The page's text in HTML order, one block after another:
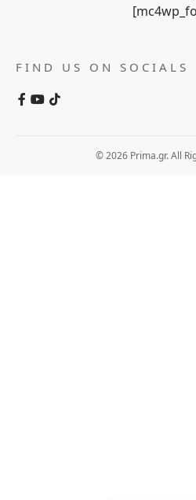
FIND US ON SOCIALS
© 2026 Prima.gr. All